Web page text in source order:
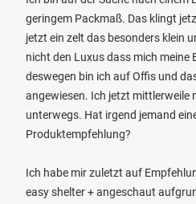
geringem Packmaß. Das klingt
jetzt ein zelt das besonders klein
nicht den Luxus dass mich meine
deswegen bin ich auf Offis und
angewiesen. Ich jetzt mittlerweile
unterwegs. Hat irgend jemand
Produktempfehlung?
Ich habe mir zuletzt auf
easy shelter + angeschaut